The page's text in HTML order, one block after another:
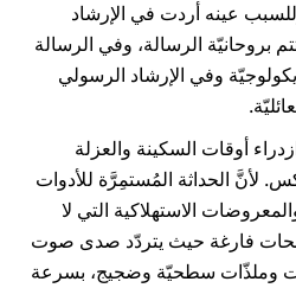
عينه أردت في الإرشاد
بروحانيّة الرسالة، وفي الرسالة
وفي الإرشاد الرسولي
أوقات السكينة والعزلة
لأنَّ الحداثة المُستمِرَّة للأدوات
الاستهلاكية التي لا
فارغة حيث يتردّد صدى صوت
وملذّات سطحيّة وضجيج، بسرعة